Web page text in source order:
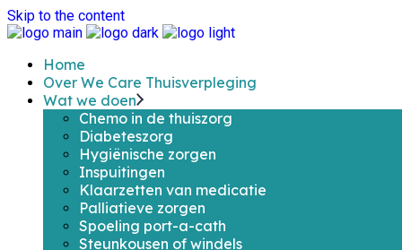
Skip to the content
Home
Over We Care Thuisverpleging
Wat we doen
Chemo in de thuiszorg
Diabeteszorg
Hygiënische zorgen
Inspuitingen
Klaarzetten van medicatie
Palliatieve zorgen
Spoeling port-a-cath
Steunkousen of windels